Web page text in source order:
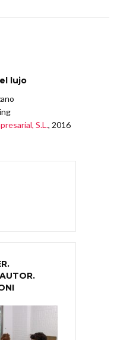
lujo
S.L., 2016